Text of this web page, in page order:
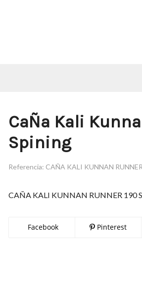
CaÑa Kali
Spining
Referencia: CAÑA KALI KUNNAN
CAÑA KALI KUNNAN RUNNER 190
Facebook Pinterest